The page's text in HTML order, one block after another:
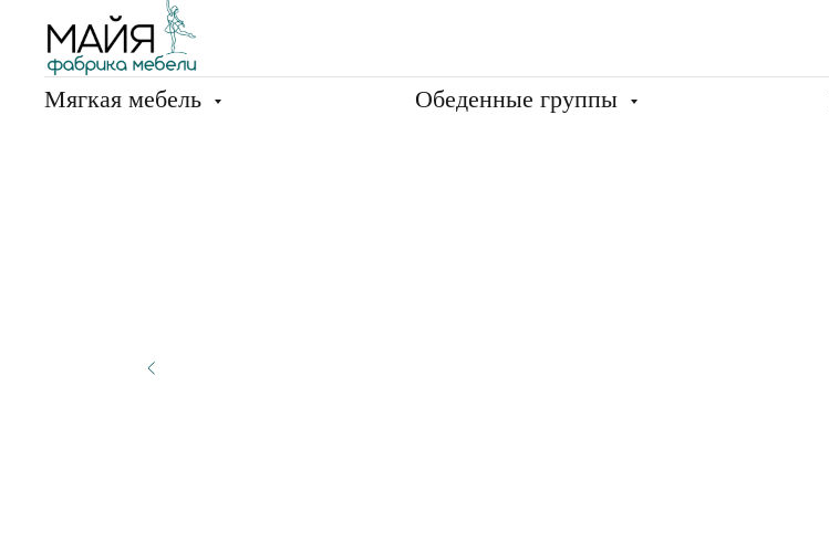
Мягкая мебель Обеденные группы